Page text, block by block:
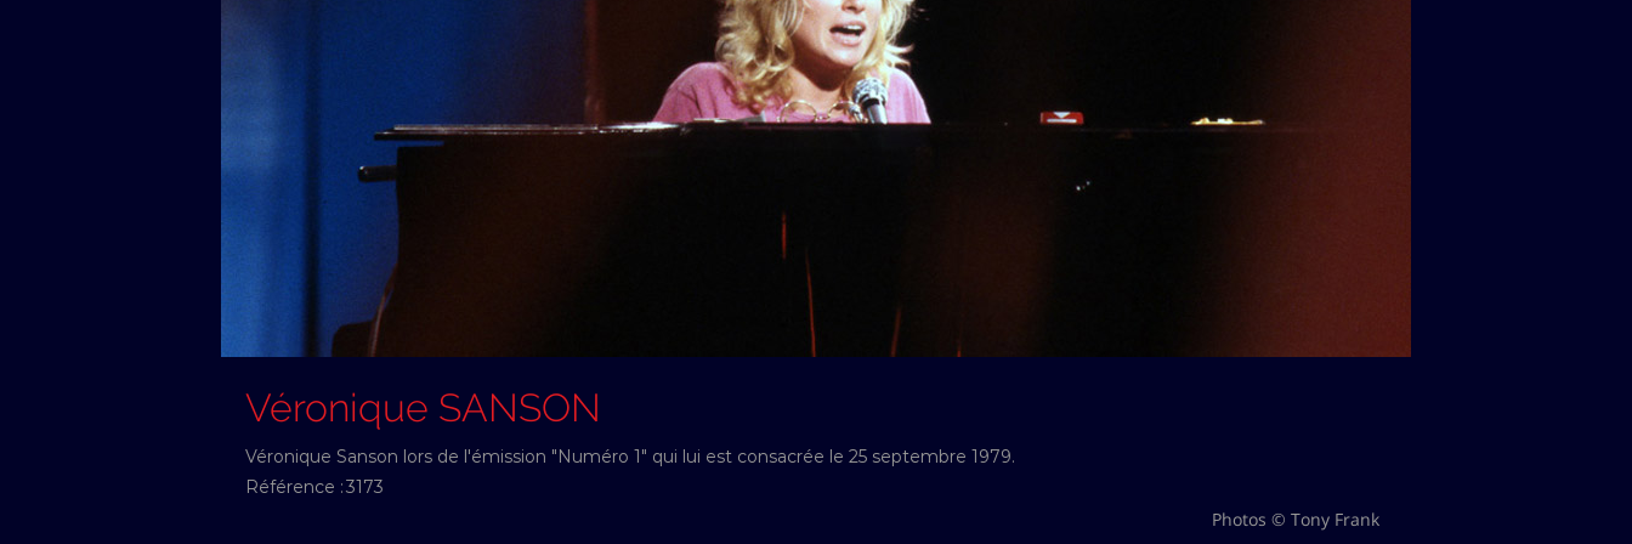
Véronique SANSON
Véronique Sanson lors de l'émission "Numéro 1" qui lui est consacrée le 25 septembre 1979.
Référence :3173
Photos © Tony Frank